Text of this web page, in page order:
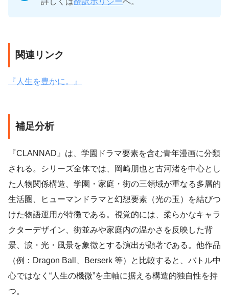
関連リンク
『人生を豊かに。』
補足分析
『CLANNAD』は、学園ドラマ要素を含む青年漫画に分類
される。シリーズ全体では、岡崎朋也と古河渚を中心とし
た人物関係構造、学園・家庭・街の三領域が重なる多層的
生活圏、ヒューマンドラマと幻想要素（光の玉）を結びつ
けた物語運用が特徴である。視覚的には、柔らかなキャラ
クターデザイン、街並みや家庭内の温かさを反映した背
景、涙・光・風景を象徴とする演出が顕著である。他作品
（例：Dragon Ball、Berserk 等）と比較すると、バトル中
心ではなく“人生の機微”を主軸に据える構造的独自性を持
つ。